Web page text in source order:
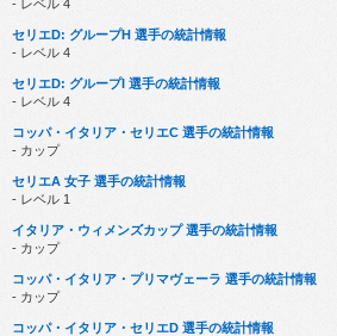
- レベル 4
セリエD: グループH 選手の統計情報
- レベル 4
セリエD: グループI 選手の統計情報
- レベル 4
コッパ・イタリア・セリエC 選手の統計情報
- カップ
セリエA 女子 選手の統計情報
- レベル 1
イタリア・ウィメンズカップ 選手の統計情報
- カップ
コッパ・イタリア・プリマヴェーラ 選手の統計情報
- カップ
コッパ・イタリア・セリエD 選手の統計情報